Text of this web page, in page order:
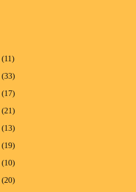
(11)
(33)
(17)
(21)
(13)
(19)
(10)
(20)